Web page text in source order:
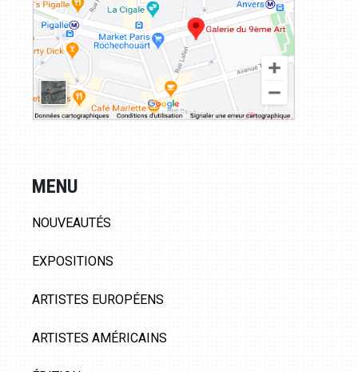
MENU
NOUVEAUTÉS
EXPOSITIONS
ARTISTES EUROPÉENS
ARTISTES AMÉRICAINS